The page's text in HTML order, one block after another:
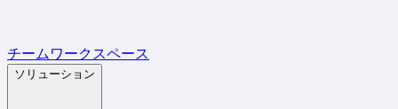
チームワークスペース
ソリューション